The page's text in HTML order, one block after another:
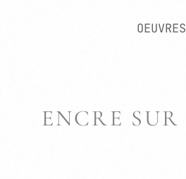
OEUVRES
ENCRE